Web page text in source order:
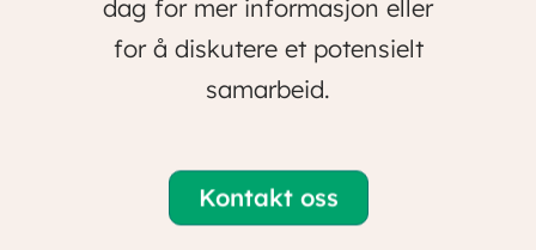
dag for mer informasjon eller
for å diskutere et potensielt
samarbeid.
Kontakt oss